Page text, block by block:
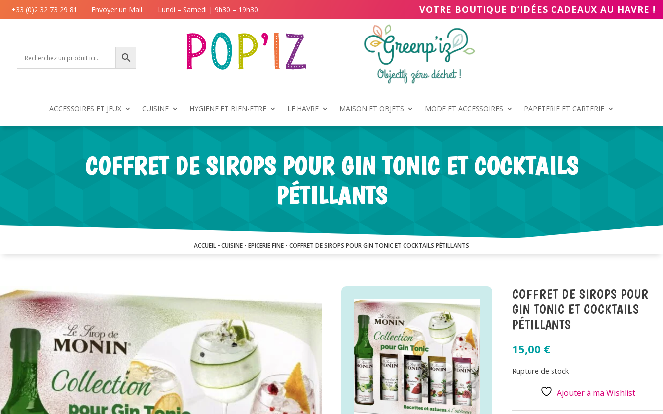
+33 (0)2 32 73 29 81 Envoyer un Mail Lundi – Samedi | 9h30 – 19h30 VOTRE BOUTIQUE D’IDÉES CADEAUX AU HAVRE !
ACCESSOIRES ET JEUX CUISINE HYGIENE ET BIEN-ETRE LE HAVRE MAISON ET OBJETS MODE ET ACCESSOIRES PAPETERIE ET CARTERIE
COFFRET DE SIROPS POUR GIN TONIC ET COCKTAILS
PÉTILLANTS
ACCUEIL • CUISINE • EPICERIE FINE • COFFRET DE SIROPS POUR GIN TONIC ET COCKTAILS PÉTILLANTS
COFFRET DE SIROPS POUR
GIN TONIC ET COCKTAILS
PÉTILLANTS
15,00 €
Rupture de stock
Ajouter à ma Wishlist